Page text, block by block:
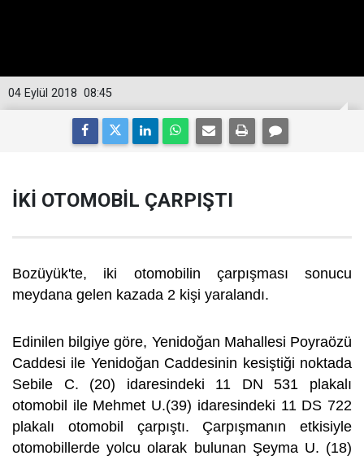
08:45
04 Eylül 2018
İKİ OTOMOBİL ÇARPIŞTI
Bozüyük'te, iki otomobilin çarpışması sonucu
meydana gelen kazada 2 kişi yaralandı.
Edinilen bilgiye göre, Yenidoğan Mahallesi Poyraözü
Caddesi ile Yenidoğan Caddesinin kesiştiği noktada
Sebile C. (20) idaresindeki 11 DN 531 plakalı
otomobil ile Mehmet U.(39) idaresindeki 11 DS 722
plakalı otomobil çarpıştı. Çarpışmanın etkisiyle
otomobillerde yolcu olarak bulunan Şeyma U. (18)